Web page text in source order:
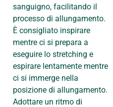
sanguigno, facilitando il
processo di allungamento.
È consigliato inspirare
mentre ci si prepara a
eseguire lo stretching e
espirare lentamente mentre
ci si immerge nella
posizione di allungamento.
Adottare un ritmo di